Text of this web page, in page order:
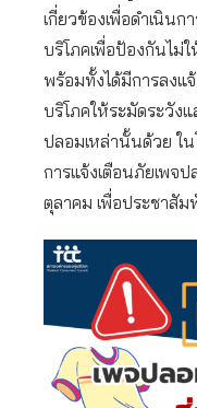
เกี่ยวข้องเพื่อดำเนิน
บริโภคเพื่อป้องกันไม่
พร้อมทั้งได้มีการลงแ
บริโภคให้ระมัดระวัง
ปลอมเหล่านั้นด้วย ใ
การแจ้งเตือนภัยเพจ
ตุลาคม เพื่อประชาสั